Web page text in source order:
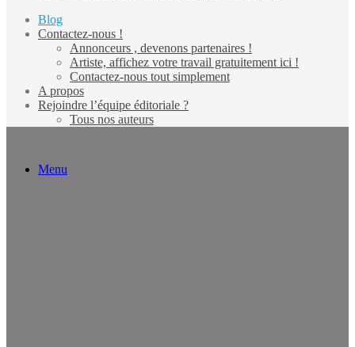
Blog
Contactez-nous !
Annonceurs , devenons partenaires !
Artiste, affichez votre travail gratuitement ici !
Contactez-nous tout simplement
A propos
Rejoindre l’équipe éditoriale ?
Tous nos auteurs
Menu